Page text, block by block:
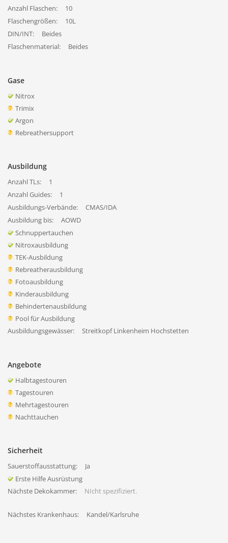
Anzahl Flaschen:
10
Flaschengrößen:
10L
DIN/INT:
Beides
Flaschenmaterial:
Beides
Gase
Nitrox
Trimix
Argon
Rebreathersupport
Ausbildung
Anzahl TLs:
1
Anzahl Guides:
1
Ausbildungs-Verbände:
CMAS/IDA
Ausbildung bis:
AOWD
Schnuppertauchen
Nitroxausbildung
TEK-Ausbildung
Rebreatherausbildung
Fotoausbildung
Kinderausbildung
Behindertenausbildung
Pool für Ausbildung
Ausbildungsgewässer:
Streitkopf Linkenheim Hochstetten
Angebote
Halbtagestouren
Tagestouren
Mehrtagestouren
Nachttauchen
Sicherheit
Sauerstoffausstattung:
Ja
Erste Hilfe Ausrüstung
Nächste Dekokammer:
NIcht spezifiziert.
Nächstes Krankenhaus: Kandel/Karlsruhe